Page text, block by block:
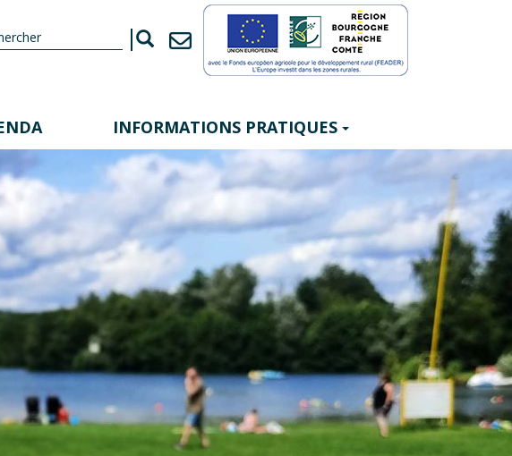
INFORMATIONS PRATIQUES